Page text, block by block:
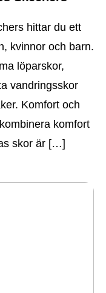
hittar du ett
kvinnor och barn.
löparskor,
vandringsskor
Komfort och
komfort
skor är […]